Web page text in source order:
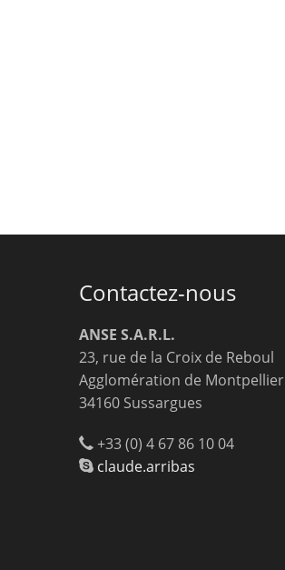
Contactez-nous
ANSE S.A.R.L.
23, rue de la Croix de Reboul
Agglomération de Montpellier
34160 Sussargues
+33 (0) 4 67 86 10 04
claude.arribas